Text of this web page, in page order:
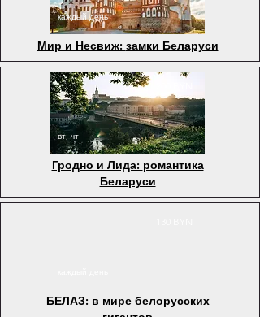
каждый день
Мир и Несвиж: замки Беларуси
вт, чт
Гродно и Лида: романтика
Беларуси
БЕЛАЗ: в мире белорусских